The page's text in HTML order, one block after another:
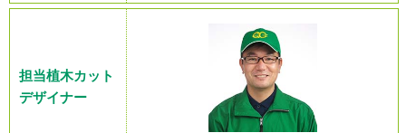
担当植木カット
デザイナー